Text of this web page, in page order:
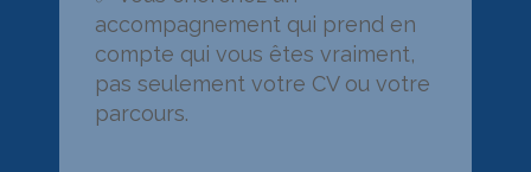
accompagnement qui prend en
compte qui vous êtes vraiment,
pas seulement votre CV ou votre
parcours.